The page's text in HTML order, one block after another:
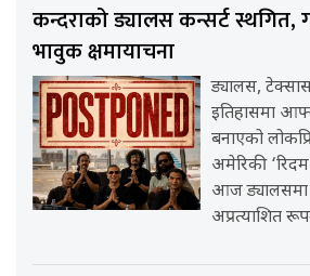
कन्दराको ड्यालस कन्सर्ट स्थगित,
भावुक क्षमायाचना
ड्यालस,
इतिहासमा
बनाएको
अमेरिकी
आज ड्यालसमा
अप्रत्याशित